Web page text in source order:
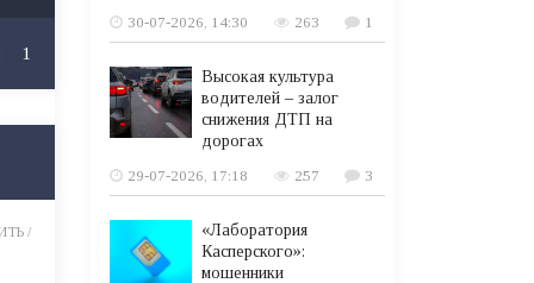
1
/
30-07-2026, 14:30
263 1
Высокая культура
водителей – залог
снижения ДТП на
дорогах
29-07-2026, 17:18
257 3
«Лаборатория
Касперского»:
мошенники